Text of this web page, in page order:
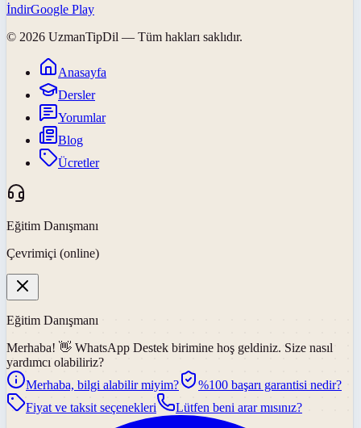
İndirGoogle Play
© 2026 UzmanTipDil — Tüm hakları saklıdır.
Anasayfa
Dersler
Yorumlar
Blog
Ücretler
Eğitim Danışmanı
Çevrimiçi (online)
Eğitim Danışmanı
Merhaba! 👋 WhatsApp Destek birimine hoş geldiniz. Size nasıl
yardımcı olabiliriz?
Merhaba, bilgi alabilir miyim?
%100 başarı garantisi nedir?
Fiyat ve taksit seçenekleri
Lütfen beni arar mısınız?